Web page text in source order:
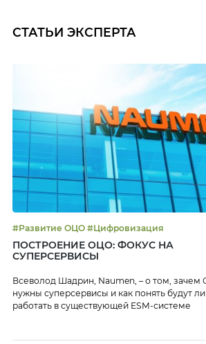
СТАТЬИ ЭКСПЕРТА
#Развитие ОЦО #Цифровизация
ПОСТРОЕНИЕ ОЦО: ФОКУС НА
СУПЕРСЕРВИСЫ
Всеволод Шадрин, Naumen, – о том, зачем
нужны суперсервисы и как понять будут
работать в существующей ESM-системе